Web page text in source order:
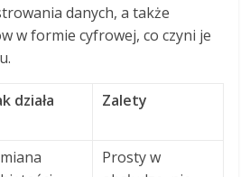
danych, a także
w formie cyfrowej, co czyni je
działa Zalety
Prosty w